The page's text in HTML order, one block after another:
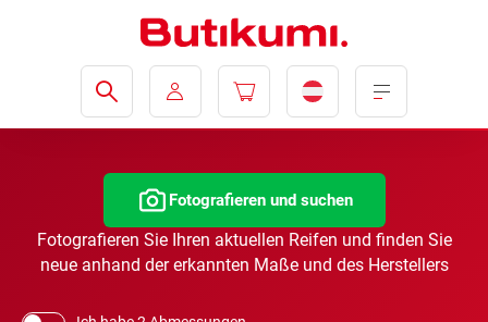
Fotografieren und suchen
Fotografieren Sie Ihren aktuellen Reifen und finden Sie
neue anhand der erkannten Maße und des Herstellers